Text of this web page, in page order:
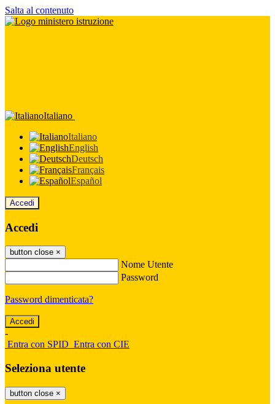
Salta al contenuto
Italiano
Italiano
English
Deutsch
Français
Español
Accedi
Accedi
button close ×
Nome Utente
Password
Password dimenticata?
-
Entra con SPID Entra con CIE
Seleziona utente
button close ×